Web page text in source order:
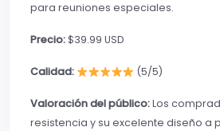
para reuniones especiales.
Precio:$39.99 USD
Calidad: (5/5)
Valoración del público:Los
resistencia y su excelente diseño a